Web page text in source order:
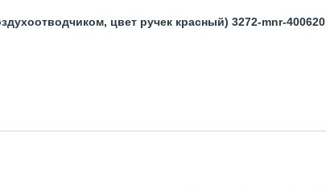
цвет ручек красный) 3272-mnr-400620